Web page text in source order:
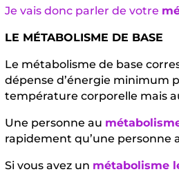
Je vais donc parler de votre
LE MÉTABOLISME DE BASE
Le métabolisme de base
dépense d’énergie minimum
température corporelle mais
Une personne au
rapidement qu’une personne
Si vous avez un métabolisme